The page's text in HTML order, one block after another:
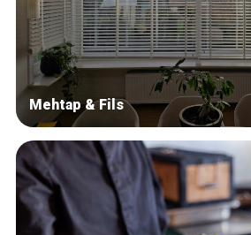
Mehtap & Fils